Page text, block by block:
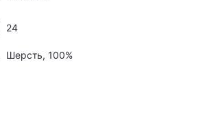
24
Шерсть, 100%